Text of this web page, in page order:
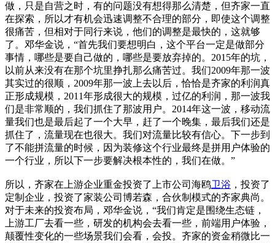
做，只是自营之时，有的问题没有想得那么清楚，但齐家一直
在探索，所以才有机会迅速调整不合理的部分，即使这个调整
很痛苦，但相对于同行来说，他们的调整是最快的，这就够
了。邓华金说，“首先我们要想明白，这个平台一定是做部分
事情，哪些是要自己做的，哪些是要放弃掉的。2015年的坑，
以前从来没有在那个坑里挣扎那么痛苦过。我们2009年那一波
其实过的很顺，2009年那一波上去以后，恰恰是齐家的利润真
正形成规模，2011年形成很大的规模，过亿的利润，那一波我
们是非常顺的，我们抓住了那波用户。2014年这一波，移动流
量我们也是最后起了一个大早，赶了一个晚集，最后我们还是
抓住了，流量现在也很大。我们对流量比较有信心。下一步到
了不能拼流量的时候，因为装修这个行业最终是拼用户体验的
一个行业，所以下一步要解决根本性的，我们在做。”
所以，齐家在上游企业重金投资了上市公司海鸥卫浴 ，投资了
定制企业，投资了家装公司博若森，合伙制模式的齐家典尚。
对于未来的投资布局，邓华金说，“我们肯定是围绕生态链，
上游工厂去看一些，研发的机构会去看一些，前端用户体验，
颠覆性变化的一些场景我们会看，会投。齐家的资金稍微比一